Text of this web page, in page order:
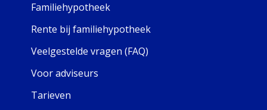
Familiehypotheek
Rente bij familiehypotheek
Veelgestelde vragen (FAQ)
Voor adviseurs
Tarieven